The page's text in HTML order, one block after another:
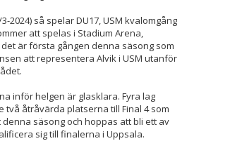
2024) så spelar DU17, USM kvalomgång
att spelas i Stadium Arena,
är första gången denna säsong som
att representera Alvik i USM utanför
inför helgen är glasklara. Fyra lag
två åtråvärda platserna till Final 4 som
säsong och hoppas att bli ett av
sig till finalerna i Uppsala.